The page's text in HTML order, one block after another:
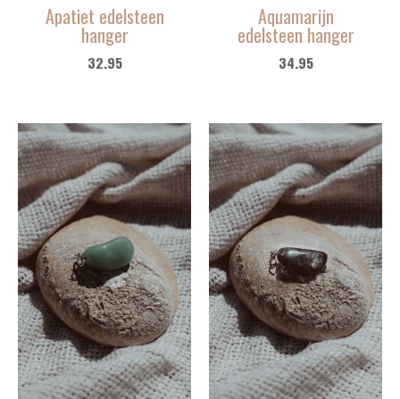
Apatiet edelsteen
hanger
32.95
Aquamarijn
edelsteen hanger
34.95